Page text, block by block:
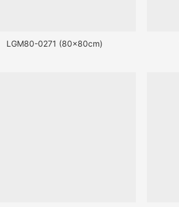
LGM80-0271 (80x80cm)